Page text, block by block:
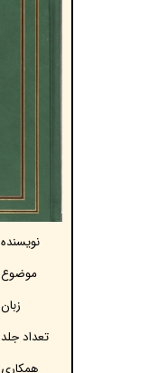
نویسنده
موضوع
زبان
تعداد جلد
همکاری